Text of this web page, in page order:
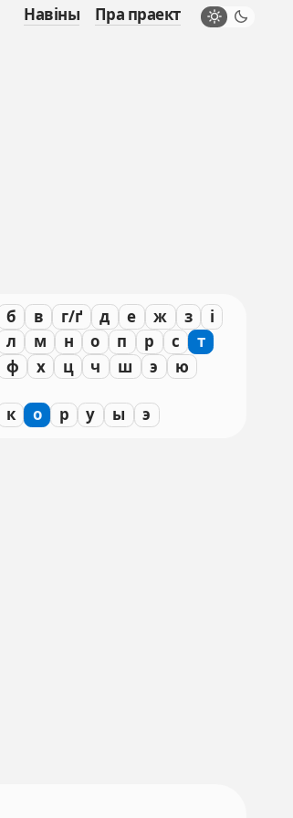
Навіны Пра праект
б в г/ґ д е ж з
і
л м н о п р с
т
ф х ц ч ш э ю
к о р у ы э